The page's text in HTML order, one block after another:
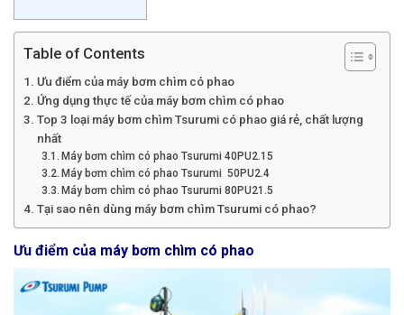
Table of Contents
Ưu điểm của máy bơm chìm có phao
Ứng dụng thực tế của máy bơm chìm có phao
Top 3 loại máy bơm chìm Tsurumi có phao giá rẻ, chất lượng
nhất
Máy bơm chìm có phao Tsurumi 40PU2.15
Máy bơm chìm có phao Tsurumi 50PU2.4
Máy bơm chìm có phao Tsurumi 80PU21.5
Tại sao nên dùng máy bơm chìm Tsurumi có phao?
Ưu điểm của máy bơm chìm có phao